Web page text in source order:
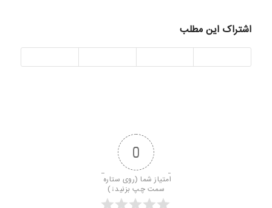
اشتراک این مطلب
0
امتیاز شما (روی ستاره
سمت چپ بزنید↓)